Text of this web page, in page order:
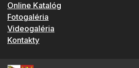
Online Katalóg
Fotogaléria
Videogaléria
Kontakty